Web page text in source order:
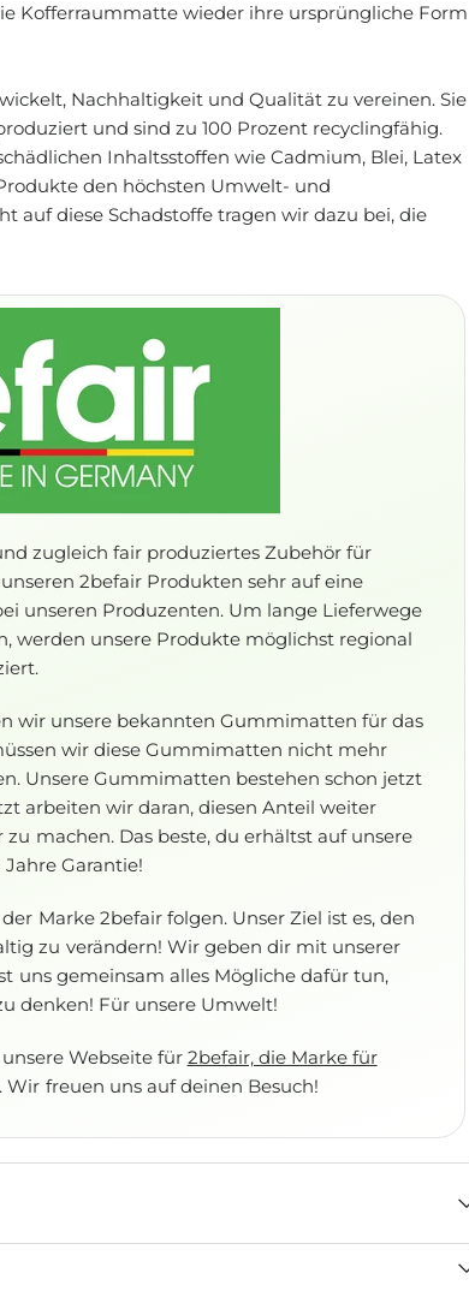
Kofferraummatte wieder ihre ursprüngliche Form
Nachhaltigkeit und Qualität zu vereinen. Sie
und sind zu 100 Prozent recyclingfähig.
Inhaltsstoffen wie Cadmium, Blei, Latex
den höchsten Umwelt- und
auf diese Schadstoffe tragen wir dazu bei, die
zugleich fair produziertes Zubehör für
2befair Produkten sehr auf eine
unseren Produzenten. Um lange Lieferwege
werden unsere Produkte möglichst regional
wir unsere bekannten Gummimatten für das
wir diese Gummimatten nicht mehr
Unsere Gummimatten bestehen schon jetzt
arbeiten wir daran, diesen Anteil weiter
machen. Das beste, du erhältst auf unsere
Garantie!
Marke 2befair folgen. Unser Ziel ist es, den
zu verändern! Wir geben dir mit unserer
uns gemeinsam alles Mögliche dafür tun,
denken! Für unsere Umwelt!
Webseite für 2befair, die Marke für
Wir freuen uns auf deinen Besuch!